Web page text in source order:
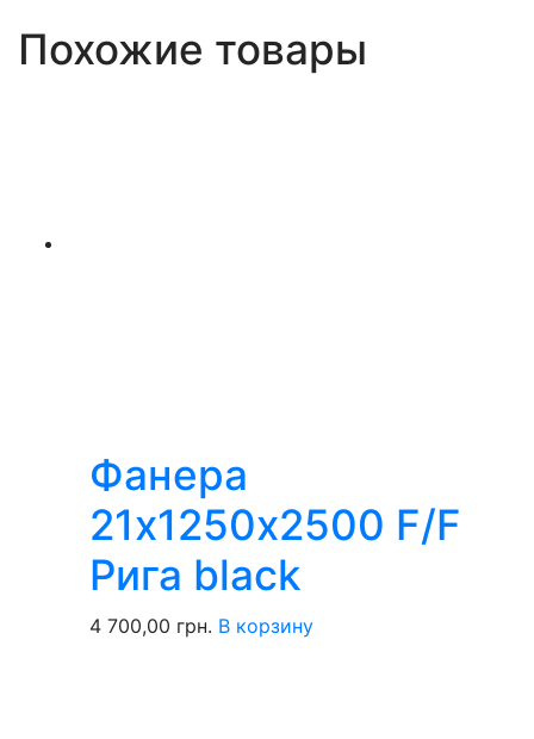
Похожие товары
Фанера
21х1250х2500 F/F
Рига black
4 700,00 грн. В корзину